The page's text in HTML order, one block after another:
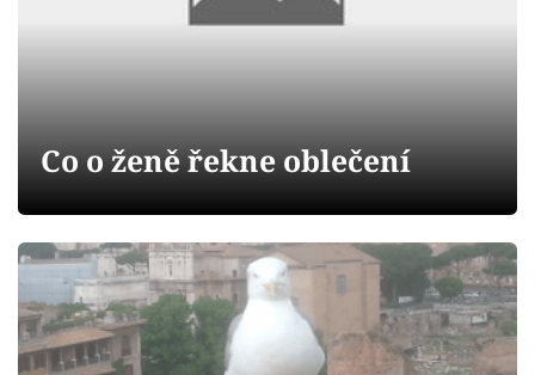
Sledujte nás
Co o ženě řekne oblečení